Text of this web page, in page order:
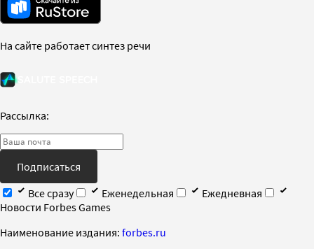
На сайте работает синтез речи
Рассылка:
Подписаться
Все сразу
Еженедельная
Ежедневная
Новости Forbes Games
Наименование издания: forbes.ru